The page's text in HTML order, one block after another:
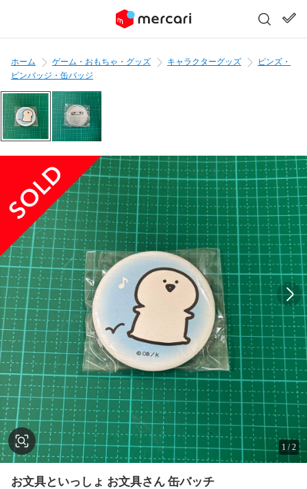
ホーム ゲーム・おもちゃ・グッズ キャラクターグッズ
ピンズ・
ピンバッジ・缶バッジ
1 /2
お文具といっしょ お文具さん 缶バッチ